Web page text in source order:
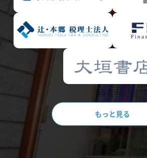
もっと見る